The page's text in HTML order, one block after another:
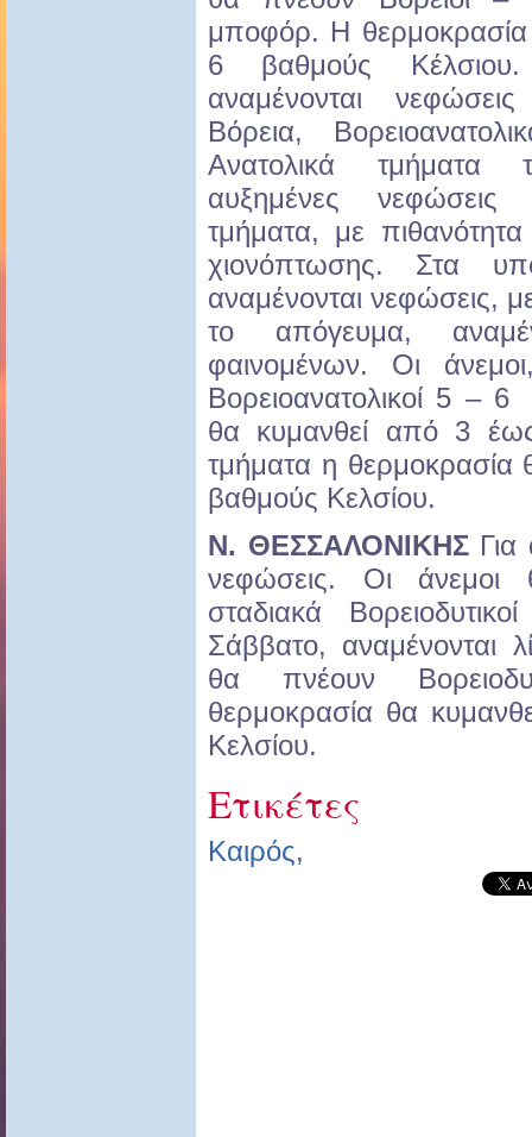
μποφόρ. Η θερμοκρασία
6 βαθμούς
αναμένονται
Βόρεια,
Ανατολικά
αυξημένες
τμήματα, με
χιονόπτωσης. Στα
αναμένονται νεφώσεις,
το απόγευμα,
φαινομένων. Οι
Βορειοανατολικοί 5 –
θα κυμανθεί από 3
τμήματα η
βαθμούς Κελσίου.
Ν. ΘΕΣΣΑΛΟΝΙΚΗΣΓια
νεφώσεις. Οι άνεμοι
σταδιακά
Σάββατο, αναμένονται
θα πνέουν
θερμοκρασία θα
Κελσίου.
Ετικέτες
Καιρός,